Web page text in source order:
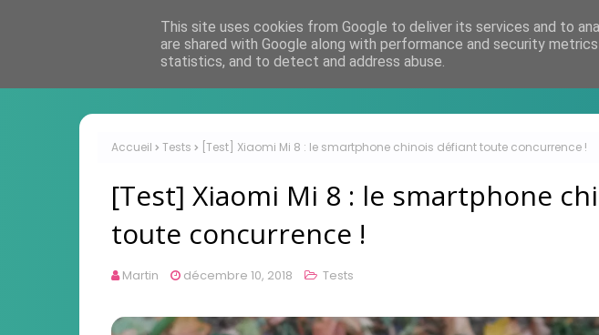
Accueil Tests [Test] Xiaomi Mi 8 : le smartphone chinois défiant toute concurrence !
[Test] Xiaomi Mi 8 : le smartphone
toute concurrence !
Martin décembre 10, 2018 Tests
This site uses cookies from Google to deliver its services and to
are shared with Google along with performance and security
statistics, and to detect and address abuse.